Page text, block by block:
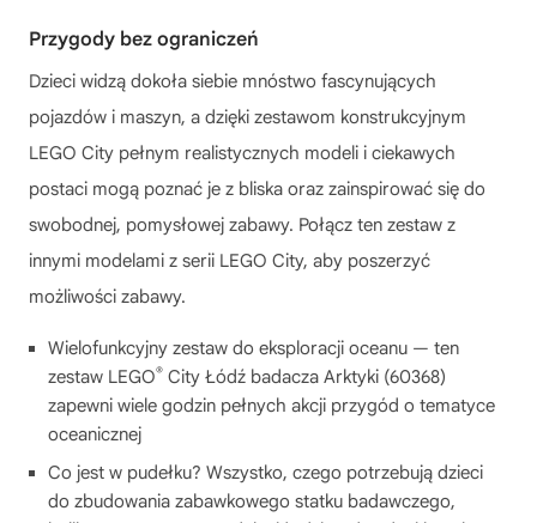
Przygody bez ograniczeń
Dzieci widzą dokoła siebie mnóstwo fascynujących
pojazdów i maszyn, a dzięki zestawom konstrukcyjnym
LEGO City pełnym realistycznych modeli i ciekawych
postaci mogą poznać je z bliska oraz zainspirować się do
swobodnej, pomysłowej zabawy. Połącz ten zestaw z
innymi modelami z serii LEGO City, aby poszerzyć
możliwości zabawy.
Wielofunkcyjny zestaw do eksploracji oceanu — ten
zestaw LEGO® City Łódź badacza Arktyki (60368)
zapewni wiele godzin pełnych akcji przygód o tematyce
oceanicznej
Co jest w pudełku? Wszystko, czego potrzebują dzieci
do zbudowania zabawkowego statku badawczego,